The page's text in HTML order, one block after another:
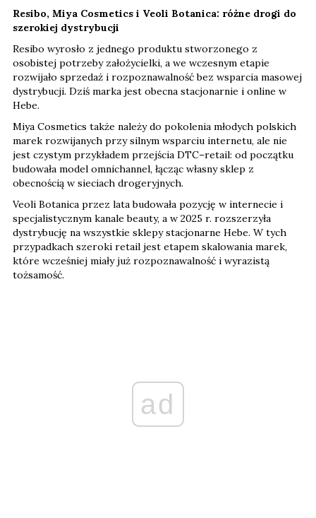
Resibo, Miya Cosmetics i Veoli Botanica: różne drogi do
szerokiej dystrybucji
Resibo wyrosło z jednego produktu stworzonego z
osobistej potrzeby założycielki, a we wczesnym etapie
rozwijało sprzedaż i rozpoznawalność bez wsparcia masowej
dystrybucji. Dziś marka jest obecna stacjonarnie i online w
Hebe.
Miya Cosmetics także należy do pokolenia młodych polskich
marek rozwijanych przy silnym wsparciu internetu, ale nie
jest czystym przykładem przejścia DTC–retail: od początku
budowała model omnichannel, łącząc własny sklep z
obecnością w sieciach drogeryjnych.
Veoli Botanica przez lata budowała pozycję w internecie i
specjalistycznym kanale beauty, a w 2025 r. rozszerzyła
dystrybucję na wszystkie sklepy stacjonarne Hebe. W tych
przypadkach szeroki retail jest etapem skalowania marek,
które wcześniej miały już rozpoznawalność i wyrazistą
tożsamość.
ad